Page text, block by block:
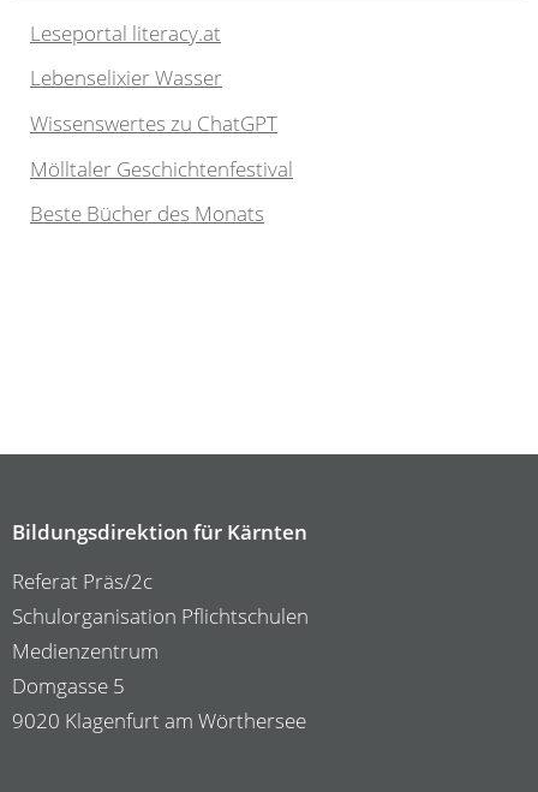
Leseportal literacy.at
Lebenselixier Wasser
Wissenswertes zu ChatGPT
Mölltaler Geschichtenfestival
Beste Bücher des Monats
Bildungsdirektion für Kärnten
Referat Präs/2c
Schulorganisation Pflichtschulen
Medienzentrum
Domgasse 5
9020 Klagenfurt am Wörthersee